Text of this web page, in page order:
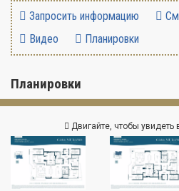
Запросить информацию
Видео
Планировки
Планировки
Двигайте, чтобы увидеть